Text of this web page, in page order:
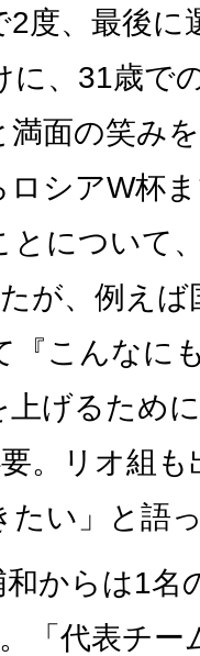
度、最後に
に、31歳で
面の笑み
シアW杯
とについて
が、例え
『こんなに
上げるため
。リオ組
たい」と語
からは1名
「代表チ